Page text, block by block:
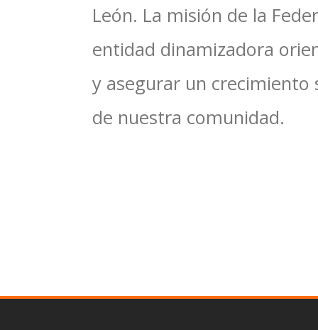
León. La misión de la
entidad dinamizadora
y asegurar un crecimiento
de nuestra comunidad.